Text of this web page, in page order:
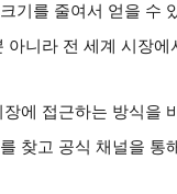
기를 줄여서 얻을 수
니라 전 세계 시장
에 접근하는 방식을
찾고 공식 채널을 통